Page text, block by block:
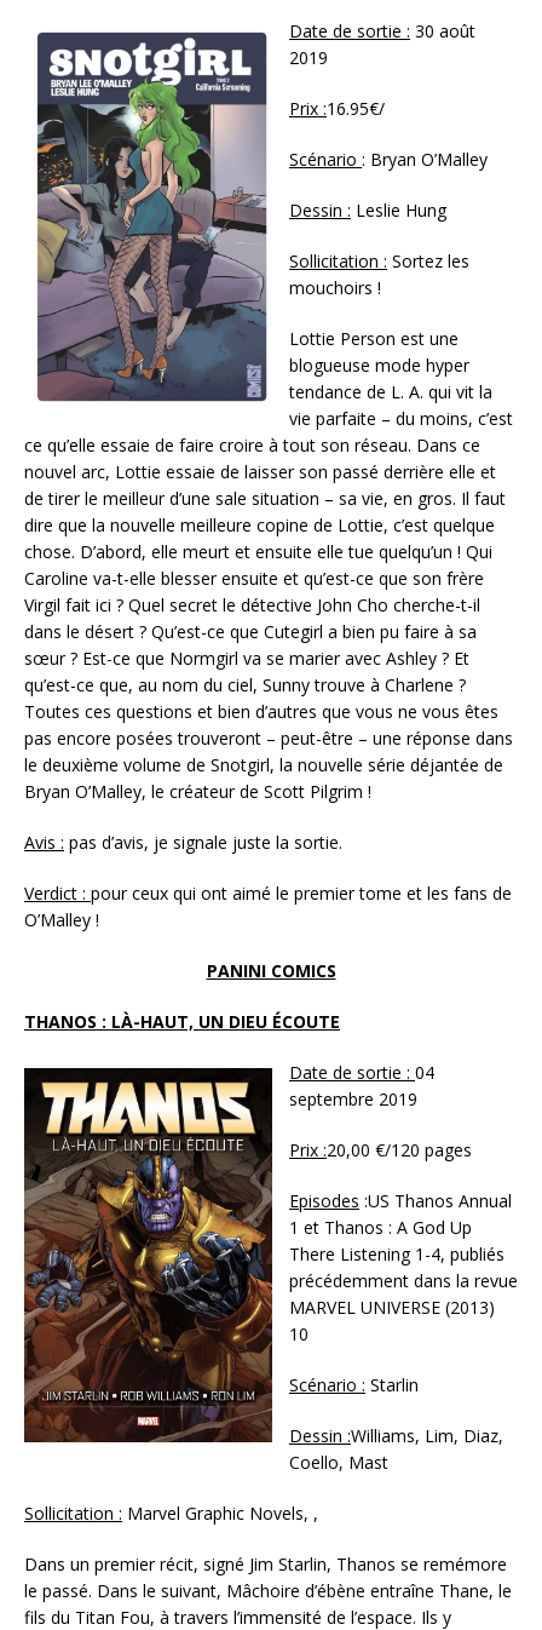
Date de sortie : 30 août
2019
Prix :16.95€/
Scénario : Bryan O’Malley
Dessin : Leslie Hung
Sollicitation : Sortez les
mouchoirs !
Lottie Person est une
blogueuse mode hyper
tendance de L. A. qui vit la
vie parfaite – du moins, c’est
ce qu’elle essaie de faire croire à tout son réseau. Dans ce
nouvel arc, Lottie essaie de laisser son passé derrière elle et
de tirer le meilleur d’une sale situation – sa vie, en gros. Il faut
dire que la nouvelle meilleure copine de Lottie, c’est quelque
chose. D’abord, elle meurt et ensuite elle tue quelqu’un ! Qui
Caroline va-t-elle blesser ensuite et qu’est-ce que son frère
Virgil fait ici ? Quel secret le détective John Cho cherche-t-il
dans le désert ? Qu’est-ce que Cutegirl a bien pu faire à sa
sœur ? Est-ce que Normgirl va se marier avec Ashley ? Et
qu’est-ce que, au nom du ciel, Sunny trouve à Charlene ?
Toutes ces questions et bien d’autres que vous ne vous êtes
pas encore posées trouveront – peut-être – une réponse dans
le deuxième volume de Snotgirl, la nouvelle série déjantée de
Bryan O’Malley, le créateur de Scott Pilgrim !
Avis : pas d’avis, je signale juste la sortie.
Verdict : pour ceux qui ont aimé le premier tome et les fans de
O’Malley !
PANINI COMICS
THANOS : LÀ-HAUT, UN DIEU ÉCOUTE
Date de sortie : 04
septembre 2019
Prix :20,00 €/120 pages
Episodes :US Thanos Annual
1 et Thanos : A God Up
There Listening 1-4, publiés
précédemment dans la revue
MARVEL UNIVERSE (2013)
10
Scénario : Starlin
Dessin :Williams, Lim, Diaz,
Coello, Mast
Sollicitation : Marvel Graphic Novels, ,
Dans un premier récit, signé Jim Starlin, Thanos se remémore
le passé. Dans le suivant, Mâchoire d’ébène entraîne Thane, le
fils du Titan Fou, à travers l’immensité de l’espace. Ils y